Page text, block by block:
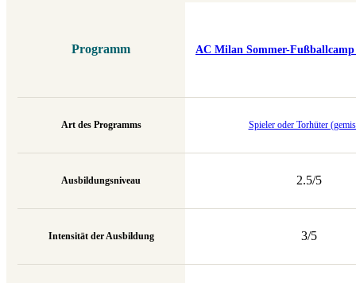
Programm
Art des Programms
Ausbildungsniveau
Intensität der Ausbildung
AC Milan Sommer-
Spieler oder Torhüter
2.5/5
3/5